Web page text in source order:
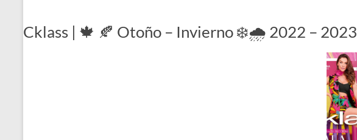
Cklass | 🍁 🍂 Otoño – Invierno ❄️🌧️ 2022 – 2023